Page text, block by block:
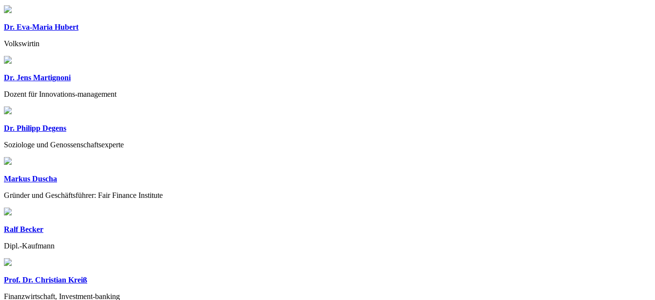
Dr. Eva-Maria Hubert
Volkswirtin
Dr. Jens Martignoni
Dozent für Innovations-management
Dr. Philipp Degens
Soziologe und Genossenschaftsexperte
Markus Duscha
Gründer und Geschäftsführer: Fair Finance Institute
Ralf Becker
Dipl.-Kaufmann
Prof. Dr. Christian Kreiß
Finanzwirtschaft, Investment-banking